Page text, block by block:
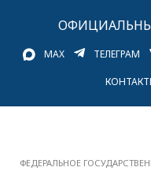
MAX ТЕЛЕГРАМ
ФЕДЕРАЛЬНОЕ